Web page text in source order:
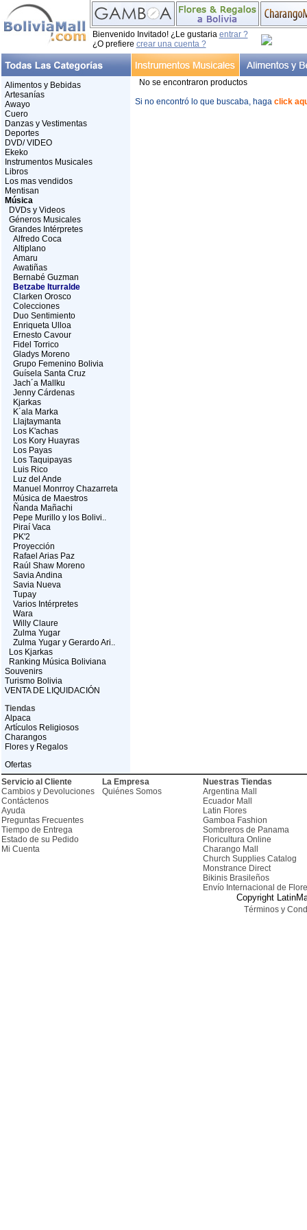
Bienvenido Invitado! ¿Le gustaria entrar ?
¿O prefiere crear una cuenta ?
Alimentos y Bebidas
Artesanías
Awayo
Cuero
Danzas y Vestimentas
Deportes
DVD/ VIDEO
Ekeko
Instrumentos Musicales
Libros
Los mas vendidos
Mentisan
Música
DVDs y Videos
Géneros Musicales
Grandes Intérpretes
Alfredo Coca
Altiplano
Amaru
Awatiñas
Bernabé Guzman
Betzabe Iturralde
Clarken Orosco
Colecciones
Duo Sentimiento
Enriqueta Ulloa
Ernesto Cavour
Fidel Torrico
Gladys Moreno
Grupo Femenino Bolivia
Guísela Santa Cruz
Jach´a Mallku
Jenny Cárdenas
Kjarkas
K´ala Marka
Llajtaymanta
Los K'achas
Los Kory Huayras
Los Payas
Los Taquipayas
Luis Rico
Luz del Ande
Manuel Monrroy Chazarreta
Música de Maestros
Ñanda Mañachi
Pepe Murillo y los Bolivi..
Piraí Vaca
PK'2
Proyección
Rafael Arias Paz
Raúl Shaw Moreno
Savia Andina
Savia Nueva
Tupay
Varios Intérpretes
Wara
Willy Claure
Zulma Yugar
Zulma Yugar y Gerardo Ari..
Los Kjarkas
Ranking Música Boliviana
Souvenirs
Turismo Bolivia
VENTA DE LIQUIDACIÓN
Tiendas
Alpaca
Artículos Religiosos
Charangos
Flores y Regalos
Ofertas
No se encontraron productos
Si no encontró lo que buscaba, haga click
Servicio al Cliente
Cambios y Devoluciones
Contáctenos
Ayuda
Preguntas Frecuentes
Tiempo de Entrega
Estado de su Pedido
Mi Cuenta
La Empresa
Quiénes Somos
Nuestras Tiendas
Argentina Mall
Ecuador Mall
Latin Flores
Gamboa Fashion
Sombreros de Panama
Floricultura Online
Charango Mall
Church Supplies Catalog
Monstrance Direct
Bikinis Brasileños
Envío Internacional de
Copyright
Términos y